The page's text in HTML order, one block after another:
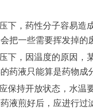
下，药性分子容易造
把一些需要挥发掉的
下，因温度的原因，
药液只能算是药物成
保持开放状态，水温
液煎好后，应进行过